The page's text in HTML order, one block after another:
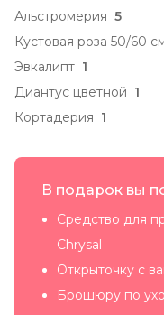
Альстромерия 5
Кустовая роза 50/60
Эвкалипт 1
Диантус цветной 1
Кортадерия 1
В подарок вы
Средство для
Chrysal
Открыточку с
Брошюру по